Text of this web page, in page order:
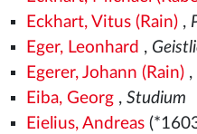
Eckhart, Vitus (Rain),
Eger, Leonhard ,
Egerer, Johann (Rain),
Eiba, Georg, Studium
Eielius, Andreas